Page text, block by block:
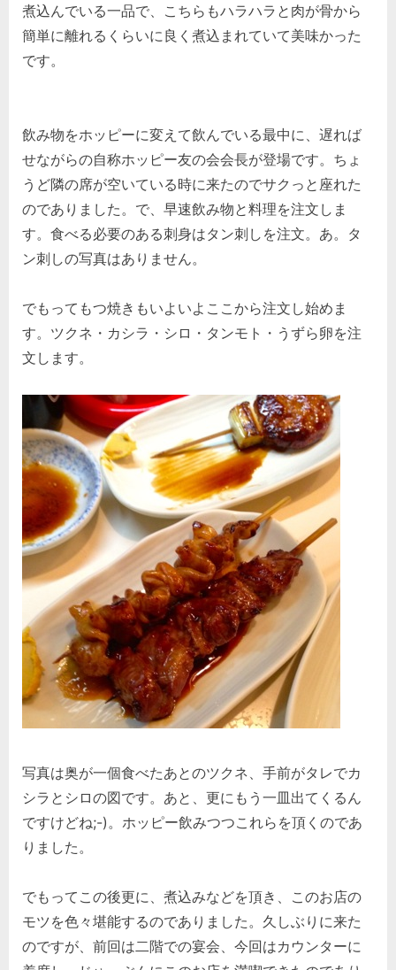
煮込んでいる一品で、こちらもハラハラと肉が骨から
簡単に離れるくらいに良く煮込まれていて美味かった
です。
飲み物をホッピーに変えて飲んでいる最中に、遅れば
せながらの自称ホッピー友の会会長が登場です。ちょ
うど隣の席が空いている時に来たのでサクっと座れた
のでありました。で、早速飲み物と料理を注文しま
す。食べる必要のある刺身はタン刺しを注文。あ。タ
ン刺しの写真はありません。
でもってもつ焼きもいよいよここから注文し始めま
す。ツクネ・カシラ・シロ・タンモト・うずら卵を注
文します。
写真は奥が一個食べたあとのツクネ、手前がタレでカ
シラとシロの図です。あと、更にもう一皿出てくるん
ですけどね;-)。ホッピー飲みつつこれらを頂くのであ
りました。
でもってこの後更に、煮込みなどを頂き、このお店の
モツを色々堪能するのでありました。久しぶりに来た
のですが、前回は二階での宴会、今回はカウンターに